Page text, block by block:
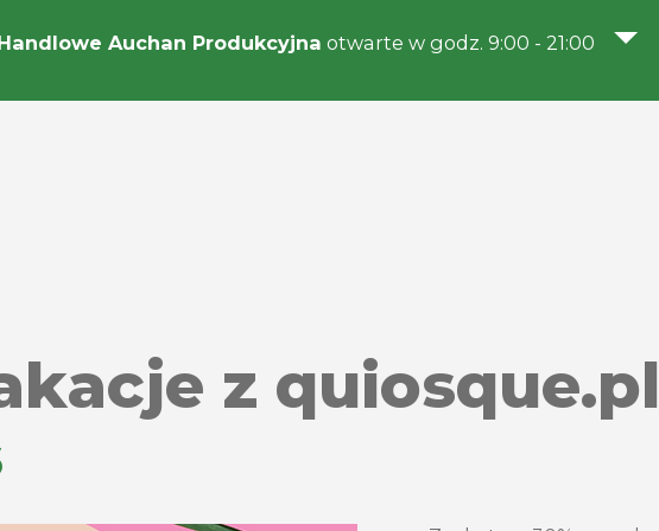
Auchan Produkcyjna otwarte w godz. 9:00 - 21:00
z quiosque.pl